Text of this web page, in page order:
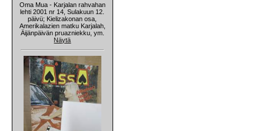
Oma Mua - Karjalan rahvahan
lehti 2001 nr 14, Sulakuun 12.
päivü; Kielizakonan osa,
Amerikalazien matku Karjalah,
Äijänpäivän pruazniekku, ym.
Näytä